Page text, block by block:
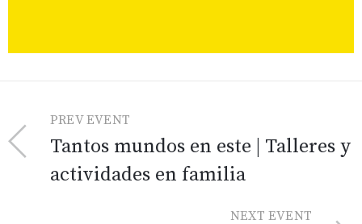
PREV EVENT
Tantos mundos en este | Talleres y
actividades en familia
NEXT EVENT